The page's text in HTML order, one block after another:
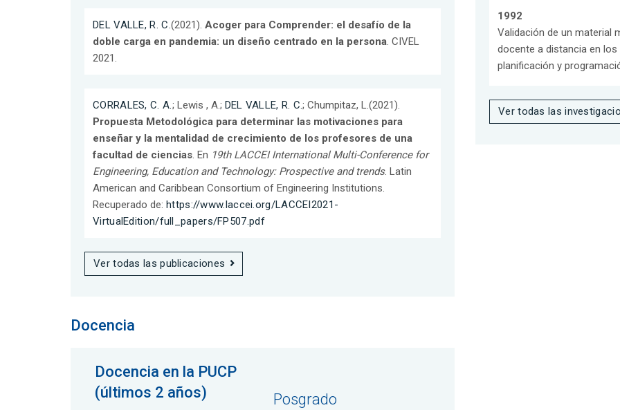
DEL VALLE, R. C.(2021). Acoger para Comprender: el desafío de la
doble carga en pandemia: un diseño centrado en la persona. CIVEL
2021.
CORRALES, C. A.; Lewis , A.; DEL VALLE, R. C.; Chumpitaz, L.(2021).
Propuesta Metodológica para determinar las motivaciones para
enseñar y la mentalidad de crecimiento de los profesores de una
facultad de ciencias. En 19th LACCEI International Multi-Conference for
Engineering, Education and Technology: Prospective and trends. Latin
American and Caribbean Consortium of Engineering Institutions.
Recuperado de: https://www.laccei.org/LACCEI2021-
VirtualEdition/full_papers/FP507.pdf
Ver todas las publicaciones
1992
Validación de un material
docente a distancia en
planificación y
Ver todas las
Docencia
Docencia en la PUCP
(últimos 2 años)
Posgrado